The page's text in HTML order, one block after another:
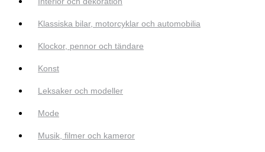
Klassiska bilar, motorcyklar och automobilia
Klockor, pennor och tändare
Konst
Leksaker och modeller
Mode
Musik, filmer och kameror